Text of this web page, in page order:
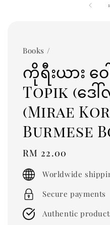
1
Books /
ကိုရီးယား ဝေ
Topik (ဒေ
(Mirae
Burmese
Regular
price
RM 22.00
Worldwide
Secure payments
Authentic